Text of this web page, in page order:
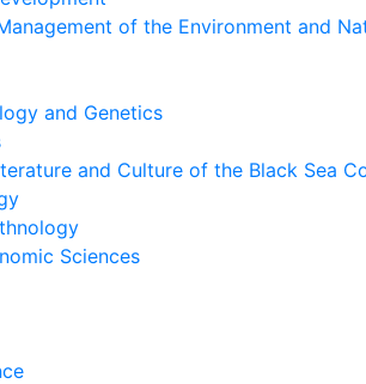
of the Environment and
and Genetics
and Culture of the Black Sea
Sciences